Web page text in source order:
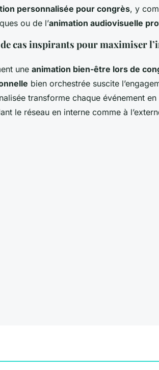
personnalisée pour congrès, y
ou de l’animation audiovisuelle
cas inspirants pour maximiser
une animation bien-être lors de
bien orchestrée suscite
transforme chaque événement
le réseau en interne comme à